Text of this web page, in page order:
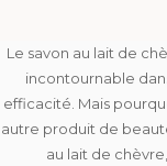
Le savon au lait de
incontournable
efficacité. Mais
autre produit de
au lait de